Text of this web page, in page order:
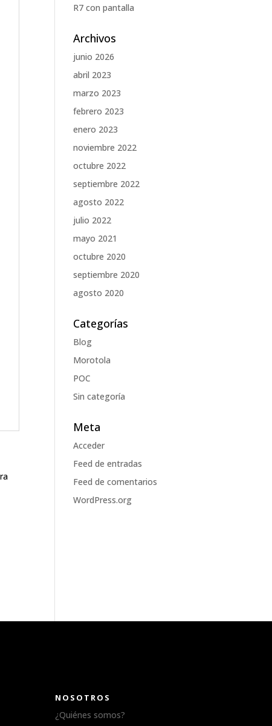
R7 con pantalla
Archivos
junio 2026
abril 2023
marzo 2023
febrero 2023
enero 2023
noviembre 2022
octubre 2022
septiembre 2022
agosto 2022
julio 2022
mayo 2021
octubre 2020
septiembre 2020
agosto 2020
Categorías
Blog
Morotola
POC
Sin categoría
Meta
Acceder
Feed de entradas
Feed de comentarios
WordPress.org
NOSOTROS
¿Quiénes somos?